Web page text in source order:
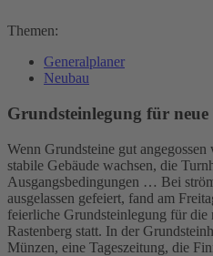
Themen:
Generalplaner
Neubau
Grundsteinlegung für
Wenn Grundsteine gut
stabile Gebäude wachsen, die
Ausgangsbedingungen … Bei
ausgelassen gefeiert, fand am
feierliche Grundsteinlegung für
Rastenberg statt. In der
Münzen, eine Tageszeitung, die